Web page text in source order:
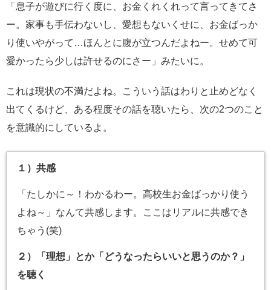
「息子が遊びに行く度に、お金くれくれって言ってきてさ
ー。家事も手伝わないし、愛想もないくせに、お金ばっか
り使いやがって…ほんとに腹が立つんだよねー。せめて可
愛かったら少しは許せるのにさー」みたいに。
これは現状の不満だよね。こういう話はわりと止めどなく
出てくるけど、ある程度その話を聴いたら、次の2つのこと
を意識的にしているよ。
１）共感
「たしかに～！わかるわー。高校生お金ばっかり使う
よね～」なんて共感します。ここはリアルに共感でき
ちゃう(笑)
２）「理想」とか「どうなったらいいと思うのか？」
を聴く